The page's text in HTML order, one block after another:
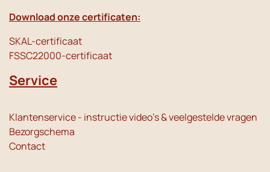
Download onze certificaten:
SKAL-certificaat
FSSC22000-certificaat
Service
Klantenservice - instructie video's & veelgestelde vragen
Bezorgschema
Contact